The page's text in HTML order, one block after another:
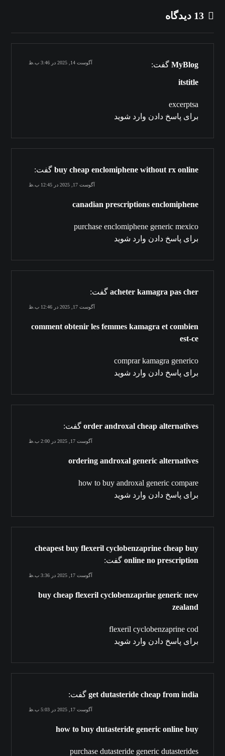
13 دیدگاه
MyBlog گفت: آگوست 14, 2025 در 3:46 ب.ظ
itstitle
excerptsa
برای پاسخ دادن وارد شوید
buy cheap enclomiphene without rx online گفت:
آگوست 17, 2025 در 12:45 ب.ظ
canadian prescriptions enclomiphene
purchase enclomiphene generic mexico
برای پاسخ دادن وارد شوید
acheter kamagra pas cher گفت:
آگوست 17, 2025 در 12:46 ب.ظ
comment obtenir les femmes kamagra et combien
est-ce
comprar kamagra generico
برای پاسخ دادن وارد شوید
order androxal cheap alternatives گفت:
آگوست 17, 2025 در 2:00 ب.ظ
ordering androxal generic alternatives
how to buy androxal generic compare
برای پاسخ دادن وارد شوید
cheapest buy flexeril cyclobenzaprine cheap buy
online no prescription گفت:
آگوست 17, 2025 در 3:36 ب.ظ
buy cheap flexeril cyclobenzaprine generic new
zealand
flexeril cyclobenzaprine cod
برای پاسخ دادن وارد شوید
get dutasteride cheap from india گفت:
آگوست 17, 2025 در 5:03 ب.ظ
how to buy dutasteride generic online buy
purchase dutasteride generic dutasterides